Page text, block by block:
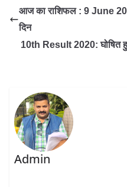
आज का राशिफल : 9 June
दिन
10th Result 2020: घोषित
Admin